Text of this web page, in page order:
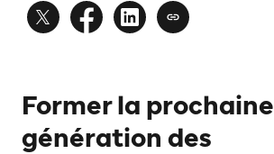
Former la prochaine
génération des